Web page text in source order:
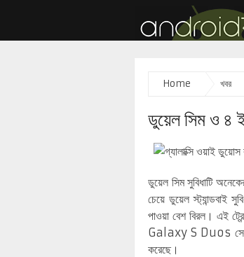
Home খবর
ডুয়েল সিম ও ৪
ডুয়েল সিম সুবিধাটি
চেয়ে ডুয়েল স্ট্যান্ডবাই
পাওয়া বেশ বিরল। এই
Galaxy S Duos সেটেও
করেছে।